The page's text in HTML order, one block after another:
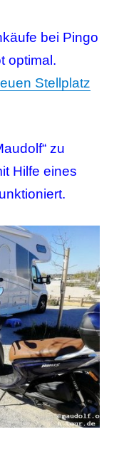
bei Pingo
optimal.
Stellplatz
zu
Hilfe eines